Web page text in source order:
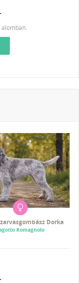
alomban.
Dorka
Romagnolo